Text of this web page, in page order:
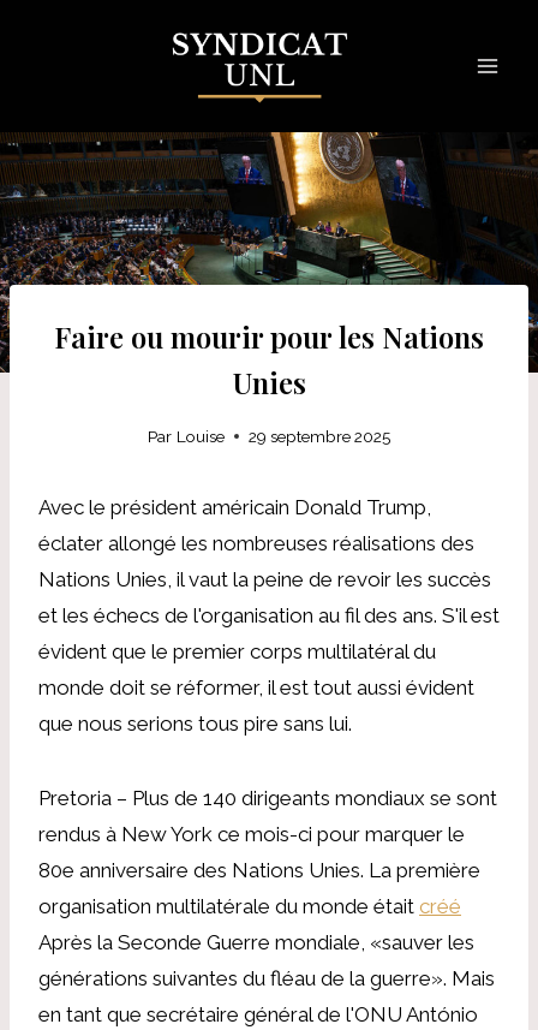
Faire ou mourir pour les Nations
Unies
Par Louise 29 septembre 2025
Avec le président américain Donald Trump,
éclater allongé les nombreuses réalisations des
Nations Unies, il vaut la peine de revoir les succès
et les échecs de l'organisation au fil des ans. S'il est
évident que le premier corps multilatéral du
monde doit se réformer, il est tout aussi évident
que nous serions tous pire sans lui.
Pretoria – Plus de 140 dirigeants mondiaux se sont
rendus à New York ce mois-ci pour marquer le
80e anniversaire des Nations Unies. La première
organisation multilatérale du monde était créé
Après la Seconde Guerre mondiale, «sauver les
générations suivantes du fléau de la guerre». Mais
en tant que secrétaire général de l'ONU António